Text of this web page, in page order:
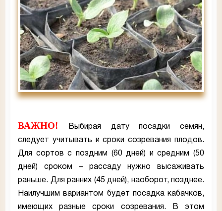
ВАЖНО!
Выбирая дату посадки семян,
следует учитывать и сроки созревания плодов.
Для сортов с поздним (60 дней) и средним (50
дней) сроком – рассаду нужно высаживать
раньше. Для ранних (45 дней), наоборот, позднее.
Наилучшим вариантом будет посадка кабачков,
имеющих разные сроки созревания. В этом